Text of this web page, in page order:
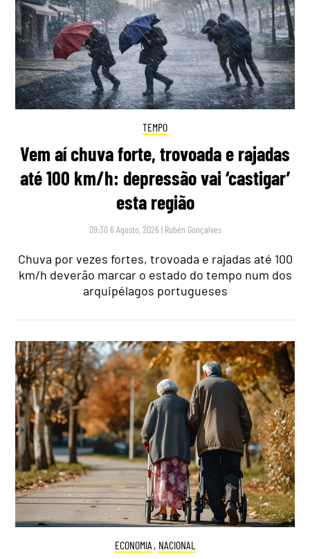
TEMPO
Vem aí chuva forte, trovoada e rajadas
até 100 km/h: depressão vai ‘castigar’
esta região
09:30 6 Agosto, 2026 | Rubén Gonçalves
Chuva por vezes fortes, trovoada e rajadas até 100
km/h deverão marcar o estado do tempo num dos
arquipélagos portugueses
ECONOMIA , NACIONAL